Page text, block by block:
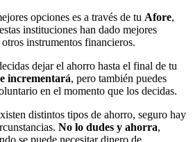
opciones es a través de tu Afore,
instituciones han dado mejores
instrumentos financieros.
dejar el ahorro hasta el final de tu
incrementará, pero también puedes
en el momento que los decidas.
distintos tipos de ahorro, seguro hay
No lo dudes y ahorra,
se puede necesitar dinero de